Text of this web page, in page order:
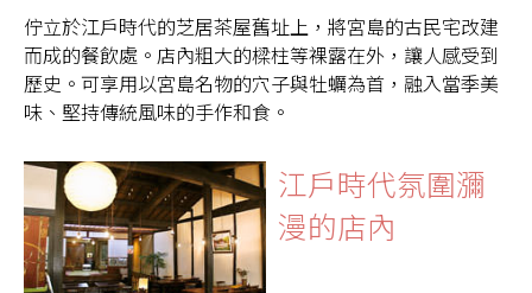
佇立於江戶時代的芝居茶屋舊址上，將宮島的古民宅改建
而成的餐飲處。店內粗大的樑柱等裸露在外，讓人感受到
歷史。可享用以宮島名物的穴子與牡蠣為首，融入當季美
味、堅持傳統風味的手作和食。
江戶時代氛圍瀰
漫的店內